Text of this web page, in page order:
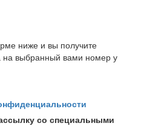
ниже и вы получите
на выбранный вами номер у
со специальными